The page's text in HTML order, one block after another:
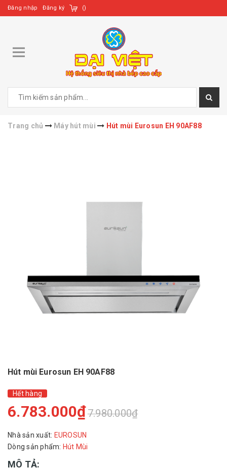
Đăng nhập Đăng ký ()
Trang chủ Máy hút mùi Hút mùi Eurosun EH 90AF88
Hút mùi Eurosun EH 90AF88
Hết hàng
6.783.000₫7.980.000₫
Nhà sản xuất: EUROSUN
Dòng sản phẩm: Hút Mùi
MÔ TẢ: